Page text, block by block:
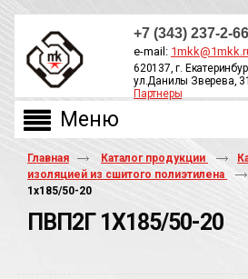
+7 (343) 237-2-
e-mail:
620137, г.
ул.Данилы Зверева,
Партнеры
Главная Каталог продукции
изоляцией из сшитого полиэтилена
1х185/50-20
ПВП2Г 1Х185/50-20